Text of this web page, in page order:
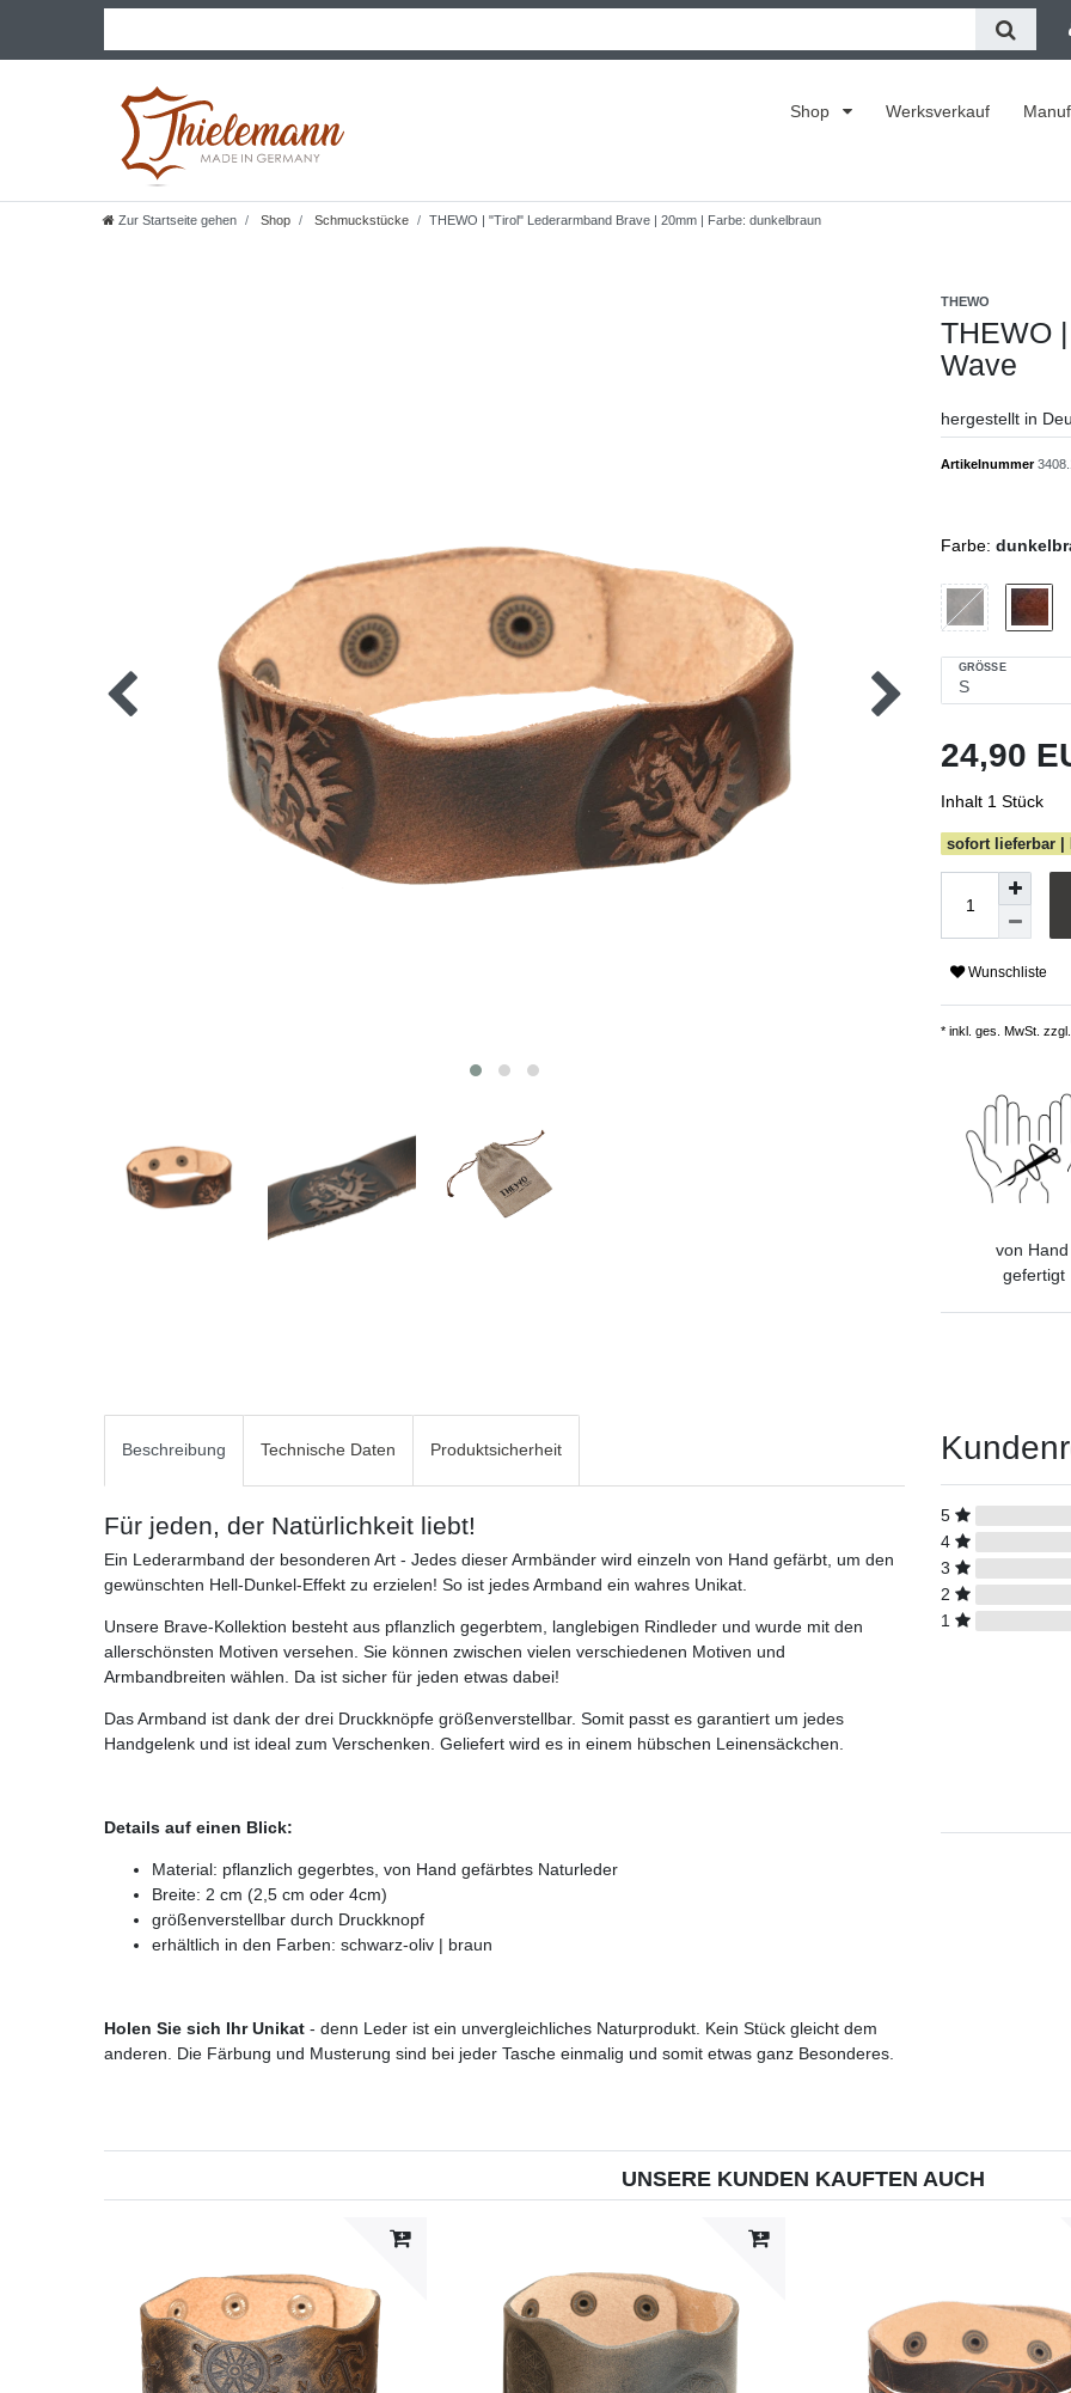
Shop Werksverkauf
Zur Startseite gehen Shop Schmuckstücke THEWO | "Tirol" Lederarmband Brave | 20mm | Farbe: dunkelbraun
THEWO
THEWO
Wave
hergestellt in
Artikelnummer
Farbe:
GRÖSSE
24,90
Inhalt 1 Stück
sofort lieferbar |
Wunschliste
* inkl. ges. MwSt. zzgl.
von Hand
gefertigt
Beschreibung Technische Daten Produktsicherheit
Für jeden, der Natürlichkeit liebt!
Ein Lederarmband der besonderen Art - Jedes dieser Armbänder wird einzeln von Hand gefärbt, um den
gewünschten Hell-Dunkel-Effekt zu erzielen! So ist jedes Armband ein wahres Unikat.
Unsere Brave-Kollektion besteht aus pflanzlich gegerbtem, langlebigen Rindleder und wurde mit den
allerschönsten Motiven versehen. Sie können zwischen vielen verschiedenen Motiven und
Armbandbreiten wählen. Da ist sicher für jeden etwas dabei!
Das Armband ist dank der drei Druckknöpfe größenverstellbar. Somit passt es garantiert um jedes
Handgelenk und ist ideal zum Verschenken. Geliefert wird es in einem hübschen Leinensäckchen.
Details auf einen Blick:
Material: pflanzlich gegerbtes, von Hand gefärbtes Naturleder
Breite: 2 cm (2,5 cm oder 4cm)
größenverstellbar durch Druckknopf
erhältlich in den Farben: schwarz-oliv | braun
Holen Sie sich Ihr Unikat - denn Leder ist ein unvergleichliches Naturprodukt. Kein Stück gleicht dem
anderen. Die Färbung und Musterung sind bei jeder Tasche einmalig und somit etwas ganz Besonderes.
5
4
3
2
1
UNSERE KUNDEN KAUFTEN AUCH